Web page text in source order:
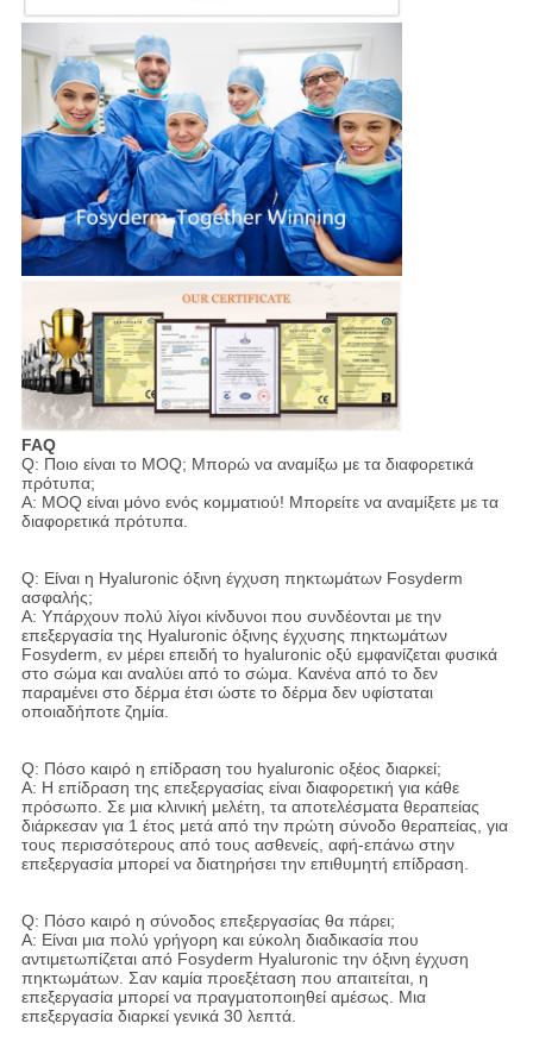
FAQ
Q: Ποιο είναι το MOQ; Μπορώ να αναμίξω με τα διαφορετικά
πρότυπα;
Α: MOQ είναι μόνο ενός κομματιού! Μπορείτε να αναμίξετε με τα
διαφορετικά πρότυπα.
Q: Είναι η Hyaluronic όξινη έγχυση πηκτωμάτων Fosyderm
ασφαλής;
Α: Υπάρχουν πολύ λίγοι κίνδυνοι που συνδέονται με την
επεξεργασία της Hyaluronic όξινης έγχυσης πηκτωμάτων
Fosyderm, εν μέρει επειδή το hyaluronic οξύ εμφανίζεται φυσικά
στο σώμα και αναλύει από το σώμα. Κανένα από το δεν
παραμένει στο δέρμα έτσι ώστε το δέρμα δεν υφίσταται
οποιαδήποτε ζημία.
Q: Πόσο καιρό η επίδραση του hyaluronic οξέος διαρκεί;
Α: Η επίδραση της επεξεργασίας είναι διαφορετική για κάθε
πρόσωπο. Σε μια κλινική μελέτη, τα αποτελέσματα θεραπείας
διάρκεσαν για 1 έτος μετά από την πρώτη σύνοδο θεραπείας, για
τους περισσότερους από τους ασθενείς, αφή-επάνω στην
επεξεργασία μπορεί να διατηρήσει την επιθυμητή επίδραση.
Q: Πόσο καιρό η σύνοδος επεξεργασίας θα πάρει;
Α: Είναι μια πολύ γρήγορη και εύκολη διαδικασία που
αντιμετωπίζεται από Fosyderm Hyaluronic την όξινη έγχυση
πηκτωμάτων. Σαν καμία προεξέταση που απαιτείται, η
επεξεργασία μπορεί να πραγματοποιηθεί αμέσως. Μια
επεξεργασία διαρκεί γενικά 30 λεπτά.